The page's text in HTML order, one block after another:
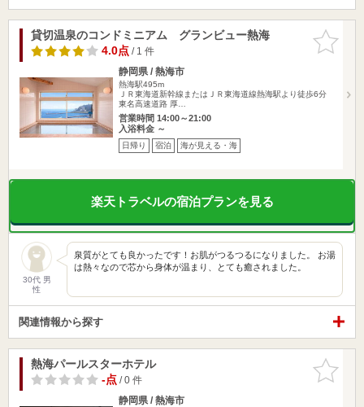
お気に入
りに追加
貸切温泉のコンドミニアム グランビュー熱海
4.0点/ 1 件
静岡県 / 熱海市
熱海駅495m
ＪＲ東海道新幹線またはＪＲ東海道線熱海駅より徒歩6分
東名高速道路 厚…
営業時間 14:00～21:00
入浴料金 ～
日帰り 宿泊 海が見える・海
楽天トラベルの宿泊プランを見る
30代 男
性
泉質がとても良かったです！お肌がつるつるになりました。 お湯
は熱々なので芯から身体が温まり、とても癒されました。
関連情報から探す
お気に入
りに追加
熱海パールスターホテル
-点/ 0 件
静岡県 / 熱海市